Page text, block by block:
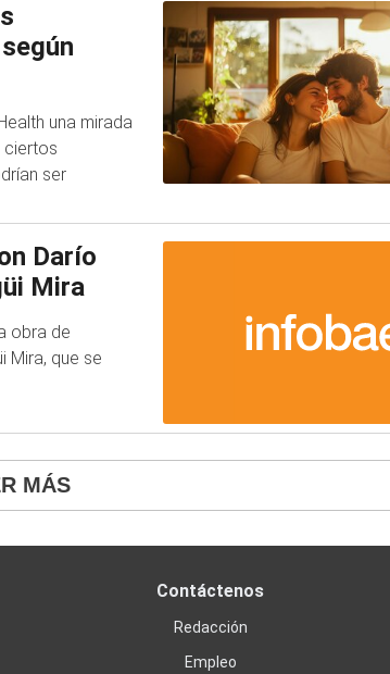
una mirada
ciertos
ser
Darío
Mira
obra de
Mira, que se
MÁS
Contáctenos
Redacción
Empleo